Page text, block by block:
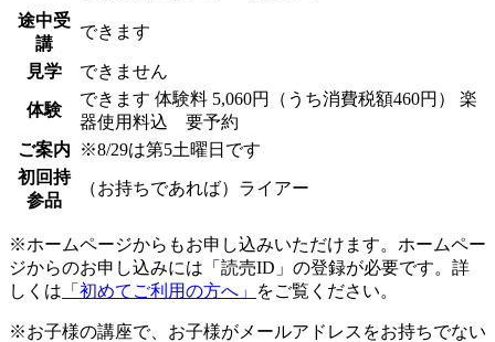
途中受
講
できます
見学 できません
体験
できます 体験料 5,060円（うち消費税額460円） 楽
器使用料込 要予約
ご案内
※8/29は第5土曜日です
初回持
参品
（お持ちであれば）ライアー
※ホームページからもお申し込みいただけます。ホームペー
ジからのお申し込みには「読売ID」の登録が必要です。詳
しくは 「初めてご利用の方へ」 をご覧ください。
※お子様の講座で、お子様がメールアドレスをお持ちでない